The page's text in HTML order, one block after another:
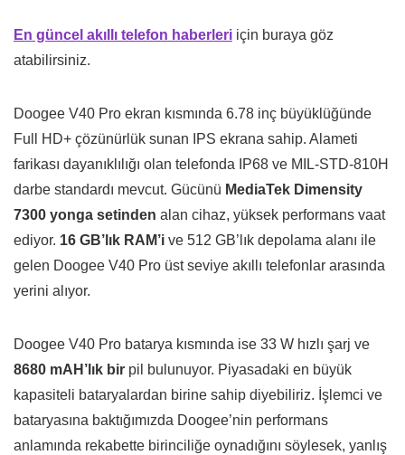
En güncel akıllı telefon haberleri için buraya göz
atabilirsiniz.
Doogee V40 Pro ekran kısmında 6.78 inç büyüklüğünde
Full HD+ çözünürlük sunan IPS ekrana sahip. Alameti
farikası dayanıklılığı olan telefonda IP68 ve MIL-STD-810H
darbe standardı mevcut. Gücünü MediaTek Dimensity
7300 yonga setinden alan cihaz, yüksek performans vaat
ediyor. 16 GB’lık RAM’i ve 512 GB’lık depolama alanı ile
gelen Doogee V40 Pro üst seviye akıllı telefonlar arasında
yerini alıyor.
Doogee V40 Pro batarya kısmında ise 33 W hızlı şarj ve
8680 mAH’lık bir pil bulunuyor. Piyasadaki en büyük
kapasiteli bataryalardan birine sahip diyebiliriz. İşlemci ve
bataryasına baktığımızda Doogee’nin performans
anlamında rekabette birinciliğe oynadığını söylesek, yanlış